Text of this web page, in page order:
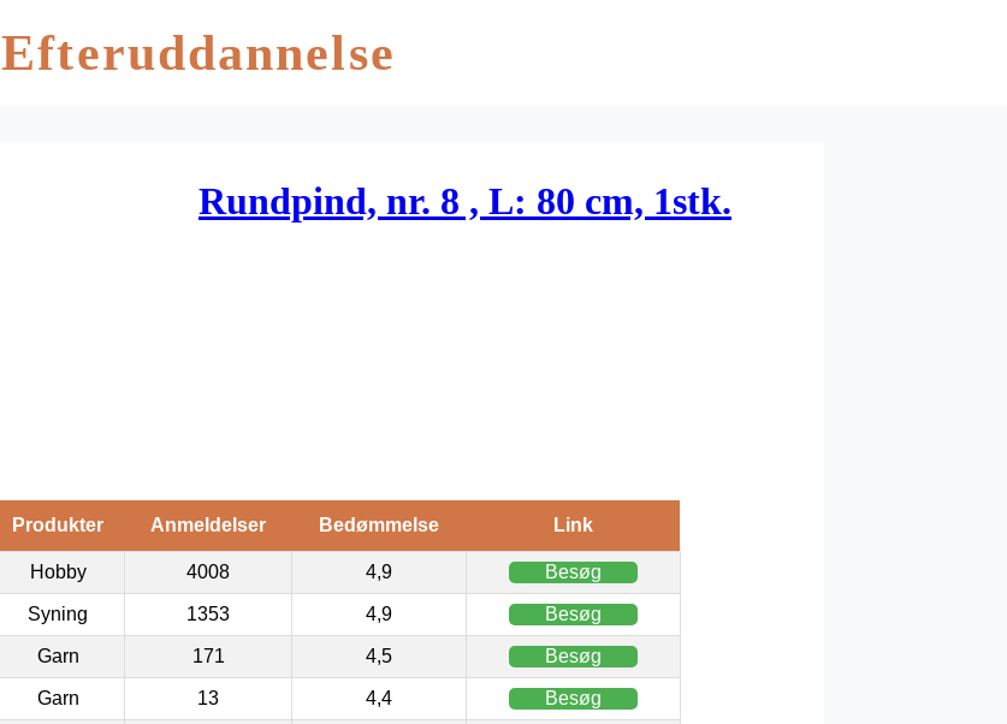
Efteruddannelse
Rundpind, nr. 8 , L: 80 cm, 1stk.
Produkter Anmeldelser Bedømmelse Link
Hobby 4008 4,9 Besøg
Syning 1353 4,9 Besøg
Garn 171 4,5 Besøg
Garn 13 4,4 Besøg